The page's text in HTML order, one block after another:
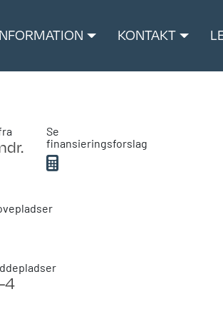
KONTAKT
Se
finansieringsforslag
4